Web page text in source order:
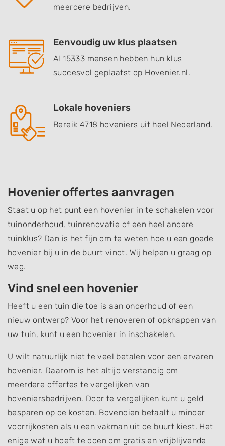
meerdere bedrijven.
Eenvoudig uw klus plaatsen
Al 15333 mensen hebben hun klus
succesvol geplaatst op Hovenier.nl.
Lokale hoveniers
Bereik 4718 hoveniers uit heel Nederland.
Hovenier offertes aanvragen
Staat u op het punt een hovenier in te schakelen voor
tuinonderhoud, tuinrenovatie of een heel andere
tuinklus? Dan is het fijn om te weten hoe u een goede
hovenier bij u in de buurt vindt. Wij helpen u graag op
weg.
Vind snel een hovenier
Heeft u een tuin die toe is aan onderhoud of een
nieuw ontwerp? Voor het renoveren of opknappen van
uw tuin, kunt u een hovenier in inschakelen.
U wilt natuurlijk niet te veel betalen voor een ervaren
hovenier. Daarom is het altijd verstandig om
meerdere offertes te vergelijken van
hoveniersbedrijven. Door te vergelijken kunt u geld
besparen op de kosten. Bovendien betaalt u minder
voorrijkosten als u een vakman uit de buurt kiest. Het
enige wat u hoeft te doen om gratis en vrijblijvende